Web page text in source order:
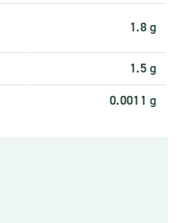
1.8 g
1.5 g
0.0011 g